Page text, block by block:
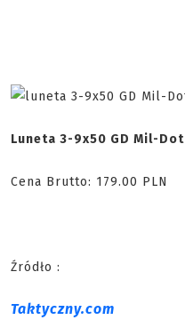
Luneta 3-9x50 GD Mil-Dot
Cena Brutto: 179.00 PLN
Źródło :
Taktyczny.com